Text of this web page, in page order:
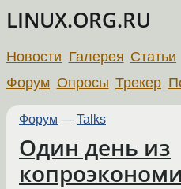
LINUX.ORG.RU
Новости Галерея Статьи
Форум Опросы Трекер
Форум — Talks
Один день из